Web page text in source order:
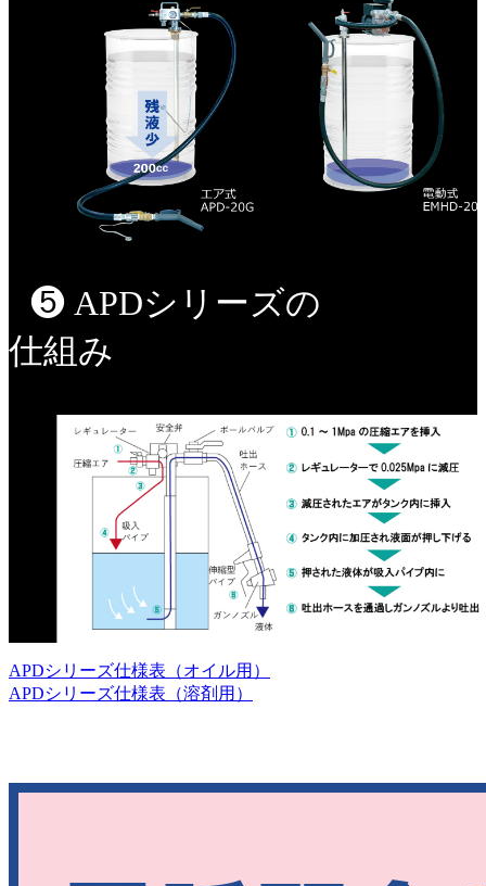
❺ APDシリーズの
仕組み
APDシリーズ仕様表（オイル用）
APDシリーズ仕様表（溶剤用）